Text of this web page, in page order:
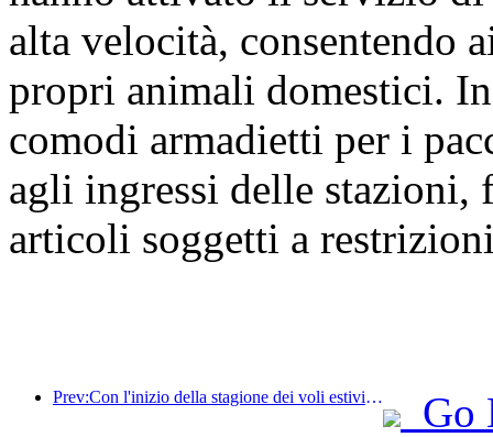
alta velocità, consentendo
propri animali domestici.
comodi armadietti per i
agli ingressi delle stazioni,
articoli soggetti a
Prev:Con l'inizio della stagione dei voli estivi e autunnali, 41 nuove destinazioni sono state aggiunte ai tre aeroporti dell'isola di Hainan.
Go